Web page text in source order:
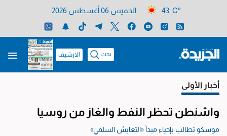
43 C° الخميس 06 أغسطس 2026
بحث الارشيف
أخبار الأولى
واشنطن تحظر النفط والغاز من روسيا
موسكو تطالب بإحياء مبدأ «التعايش السلمي»